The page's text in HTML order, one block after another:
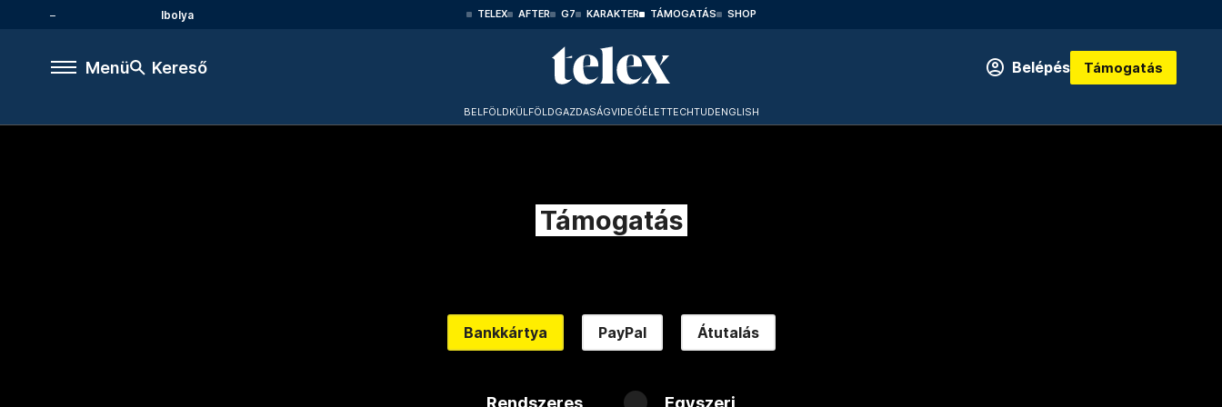
Ibolya TELEX AFTER G7 KARAKTER TÁMOGATÁS SHOP
Menü Kereső Belépés Támogatás
BELFÖLDKÜLFÖLDGAZDASÁGVIDEÓÉLETTECHTUDENGLISH
Támogatás
Bankkártya PayPal Átutalás
Rendszeres Egyszeri